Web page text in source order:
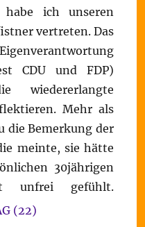
ich unseren
vertreten. Das
CDU und FDP)
wiedererlangte
Mehr als
die Bemerkung der
meinte, sie hätte
30jährigen
unfrei gefühlt.